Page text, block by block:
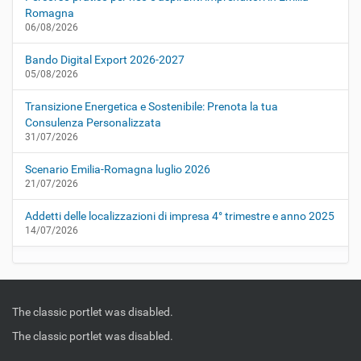
Romagna
06/08/2026
Bando Digital Export 2026-2027
05/08/2026
Transizione Energetica e Sostenibile: Prenota la tua
Consulenza Personalizzata
31/07/2026
Scenario Emilia-Romagna luglio 2026
21/07/2026
Addetti delle localizzazioni di impresa 4° trimestre e anno 2025
14/07/2026
The classic portlet was disabled.
The classic portlet was disabled.